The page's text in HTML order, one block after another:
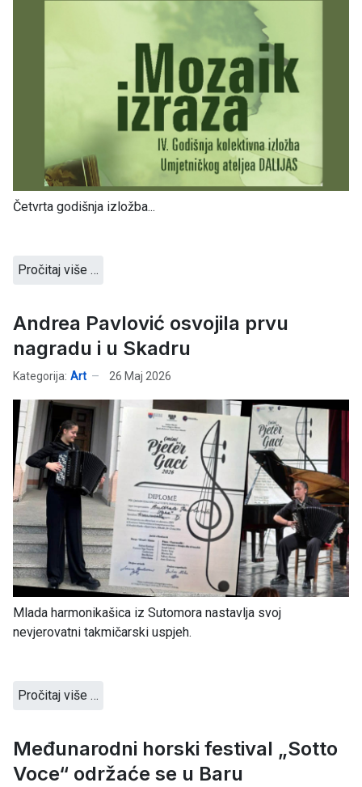
Četvrta godišnja izložba...
Pročitaj više …
Andrea Pavlović osvojila prvu
nagradu i u Skadru
Kategorija: Art 26 Maj 2026
Mlada harmonikašica iz Sutomora nastavlja svoj
nevjerovatni takmičarski uspjeh.
Pročitaj više …
Međunarodni horski festival „Sotto
Voce“ održaće se u Baru